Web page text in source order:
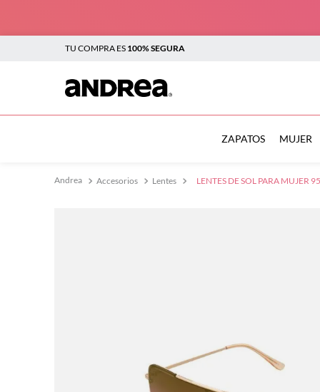
TU COMPRA ES 100% SEGURA
ZAPATOS MUJER
Accesorios Lentes LENTES DE SOL PARA MUJER
TÉRMINOS MÁS BUSCADOS
tenis mujer